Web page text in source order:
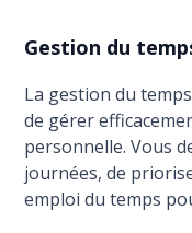
Gestion du
La gestion du
de gérer
personnelle. Vous
journées, de
emploi du temps